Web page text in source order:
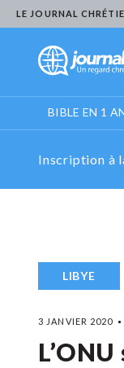
LE JOURNAL
BIBLE EN 1
Inscription à
LIBYE
3 JANVIER 2020